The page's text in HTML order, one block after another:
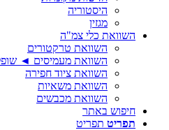
היסטוריה
מגזין
השוואת כלי צמ"ה
השוואת טרקטורים
השוואת מעמיסים ◄
השוואת ציוד חפירה
השוואת משאיות
השוואת מכבשים
חיפוש באתר
תפריט תפריט